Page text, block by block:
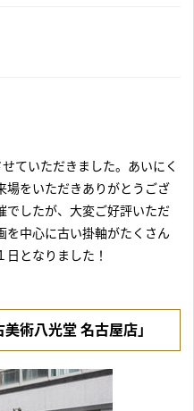
ていただきました。あいにく
場をいただきありがとうござ
でしたが、大変ご好評いただ
を中心に古い掛軸がたくさん
となりました！
八光堂 名古屋店」